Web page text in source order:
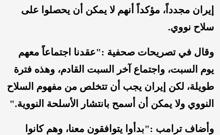
إيران مجدداً، مؤكداً أنهم لا يمكن أن يحصلوا على
سلاح نووي.
وقال في تصريحات صحفية :"عقدنا اجتماعاً معهم
يوم السبت، واجتماع آخر السبت القادم، وهذه فترة
طويلة، لكن إيران يجب أن تتخلص من مفهوم السلاح
النووي ولا يمكن أن أسمح بانتشار الأسلحة النووية."
وأضاف ترامب :"بدأوا يتوافقون معنا، وهم كانوا